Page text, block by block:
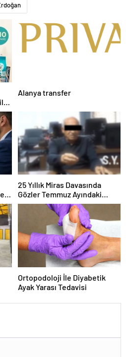
Alanya transfer
25 Yıllık Miras Davasında
Gözler Temmuz Ayındaki
Karar Duruşmasına Çevrildi
Ortopodoloji İle Diyabetik
Ayak Yarası Tedavisi